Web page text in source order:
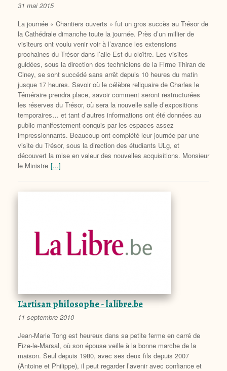
31 mai 2015
La journée « Chantiers ouverts » fut un gros succès au Trésor de
la Cathédrale dimanche toute la journée. Près d’un millier de
visiteurs ont voulu venir voir à l’avance les extensions
prochaines du Trésor dans l’aile Est du cloître. Les visites
guidées, sous la direction des techniciens de la Firme Thiran de
Ciney, se sont succédé sans arrêt depuis 10 heures du matin
jusque 17 heures. Savoir où le célèbre reliquaire de Charles le
Téméraire prendra place, savoir comment seront restructurées
les réserves du Trésor, où sera la nouvelle salle d’expositions
temporaires… et tant d’autres informations ont été données au
public manifestement conquis par les espaces assez
impressionnants. Beaucoup ont complété leur journée par une
visite du Trésor, sous la direction des étudiants ULg, et
découvert la mise en valeur des nouvelles acquisitions. Monsieur
le Ministre [...]
L'artisan philosophe - lalibre.be
11 septembre 2010
Jean-Marie Tong est heureux dans sa petite ferme en carré de
Fize-le-Marsal, où son épouse veille à la bonne marche de la
maison. Seul depuis 1980, avec ses deux fils depuis 2007
(Antoine et Philippe), il peut regarder l’avenir avec confiance et